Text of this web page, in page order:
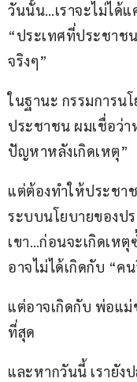
วันนั้น…เราจะไม่ได้แ
“ประเทศที่ประชาช
จริงๆ”
ในฐานะ กรรมการน
ประชาชน ผมเชื่อว่า
ปัญหาหลังเกิดเหตุ”
แต่ต้องทำให้ประชา
ระบบนโยบายของป
เขา…ก่อนจะเกิดเห
อาจไม่ได้เกิดกับ “ค
แต่อาจเกิดกับ พ่อแม่
ที่สุด
และหากวันนี้ เรายัง